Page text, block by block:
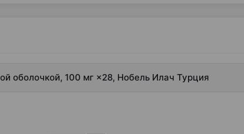
оболочкой, 100 мг ×28, Нобель Илач Турция